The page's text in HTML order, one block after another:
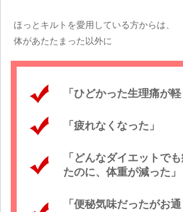
ほっとキルトを愛用している方からは、
体があたたまった以外に
「ひどかった生理痛が軽
「疲れなくなった」
「どんなダイエットで
たのに、体重が減った」
「便秘気味だったがお